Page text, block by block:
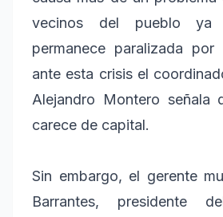
vecinos del pueblo
permanece paralizada
ante esta crisis el
Alejandro Montero señala
carece de capital.
Sin embargo, el gerente
Barrantes, presidente